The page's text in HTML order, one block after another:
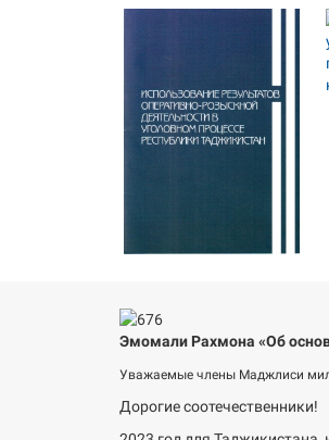
Эмомали Рахмона «Об
Уважаемые члены Маджлиси
Дорогие соотечественники!